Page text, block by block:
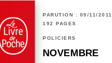
PARUTION : 09/11/2011
192 PAGES
POLICIERS
NOVEMBRE